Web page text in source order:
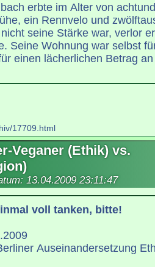
erbte im Alter von
ein Rennvelo und
seine Stärke war, verlor
Seine Wohnung war selbst
einen lächerlichen Betrag
17709.html
Veganer (Ethik) vs.
13.04.2009 23:11:47
voll tanken, bitte!
Auseinandersetzung